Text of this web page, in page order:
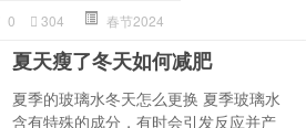
0 304 春节2024
夏天瘦了冬天如何减肥
夏季的玻璃水冬天怎么更换 夏季玻璃水
含有特殊的成分，有时会引发反应并产